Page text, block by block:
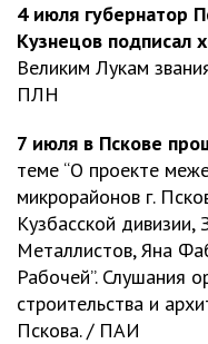
4 июля губернатор
Кузнецов подписал
Великим Лукам
ПЛН
7 июля в Пскове
теме “О проекте
микрорайонов г.
Кузбасской
Металлистов, Яна
Рабочей”. Слушания
строительства и
Пскова. / ПАИ